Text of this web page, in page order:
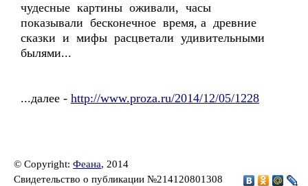
чудесные картины оживали, часы
показывали бесконечное время, а древние
сказки и мифы расцветали удивительными
былями...
...далее - http://www.proza.ru/2014/12/05/1228
© Copyright: Феана, 2014
Свидетельство о публикации №214120801308